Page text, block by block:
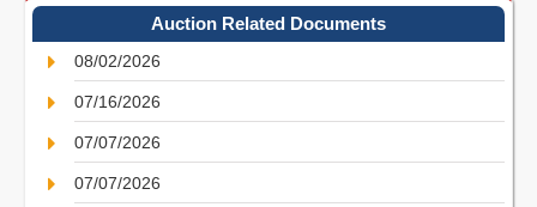
Auction Related Documents
08/02/2026
07/16/2026
07/07/2026
07/07/2026